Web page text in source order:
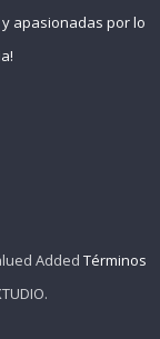
apasionadas por lo
Added Términos
.